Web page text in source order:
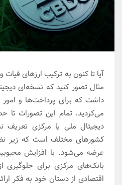
آیا تا کنون به ترکیب ارزهای فیات
مثال تصور کنید که نسخه‌ای
داشت که برای پرداخت‌ها و
می‌کردید. تمام این تصورات
دیجیتال ملی یا مرکزی تعریف
کشورهای مختلف است که زیر
عرضه می‌شود. با افزایش
بانک‌های مرکزی برای
اقتصادی از دستان خود به فکر